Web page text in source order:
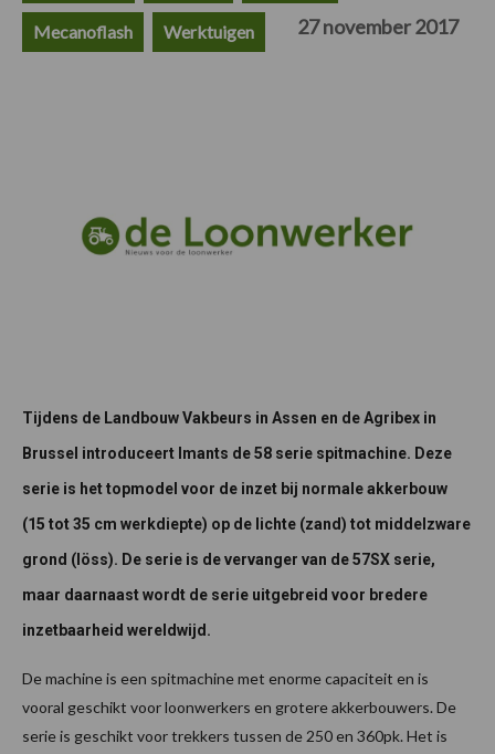
Mecanoflash Werktuigen 27 november 2017
Tijdens de Landbouw Vakbeurs in Assen en de Agribex in
Brussel introduceert Imants de 58 serie spitmachine. Deze
serie is het topmodel voor de inzet bij normale akkerbouw
(15 tot 35 cm werkdiepte) op de lichte (zand) tot middelzware
grond (löss). De serie is de vervanger van de 57SX serie,
maar daarnaast wordt de serie uitgebreid voor bredere
inzetbaarheid wereldwijd.
De machine is een spitmachine met enorme capaciteit en is
vooral geschikt voor loonwerkers en grotere akkerbouwers. De
serie is geschikt voor trekkers tussen de 250 en 360pk. Het is